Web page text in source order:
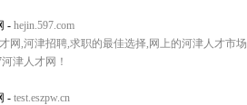
- hejin.597.com
网,河津招聘,求职的最佳选择,网上的河津人才市
津人才网！
- test.eszpw.cn